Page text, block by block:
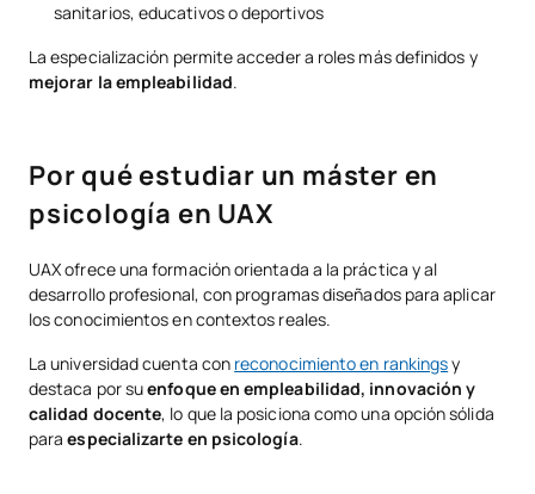
sanitarios, educativos o deportivos
La especialización permite acceder a roles más definidos y
mejorar la empleabilidad.
Por qué estudiar un máster en
psicología en UAX
UAX ofrece una formación orientada a la práctica y al
desarrollo profesional, con programas diseñados para aplicar
los conocimientos en contextos reales.
La universidad cuenta con reconocimiento en rankingsy
destaca por suenfoque en empleabilidad, innovación y
calidad docente, lo que la posiciona como una opción sólida
paraespecializarte en psicología.